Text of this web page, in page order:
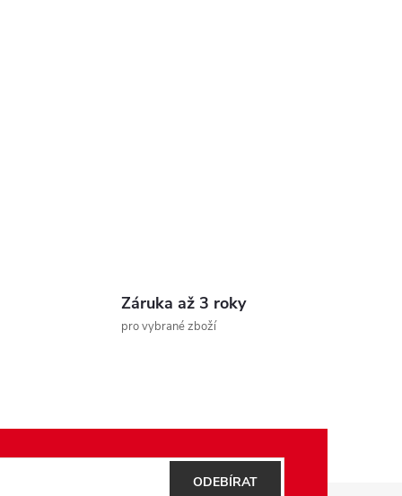
Záruka až 3 roky
pro vybrané zboží
ODEBÍRAT